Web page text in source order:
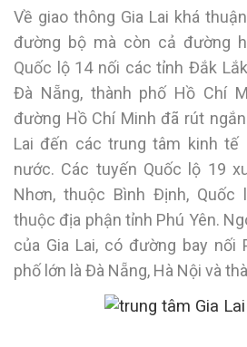
Về giao thông Gia Lai khá
đường bộ mà còn cả đường
Quốc lộ 14 nối các tỉnh Đắk
Đà Nẵng, thành phố Hồ Chí
đường Hồ Chí Minh đã rút
Lai đến các trung tâm kinh
nước. Các tuyến Quốc lộ 19
Nhơn, thuộc Bình Định, Quốc
thuộc địa phận tỉnh Phú Yên.
của Gia Lai, có đường bay nối
phố lớn là Đà Nẵng, Hà Nội và